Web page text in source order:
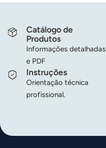
Catálogo de
Produtos
Informações detalhadas
e PDF
Instruções
Orientação técnica
profissional.